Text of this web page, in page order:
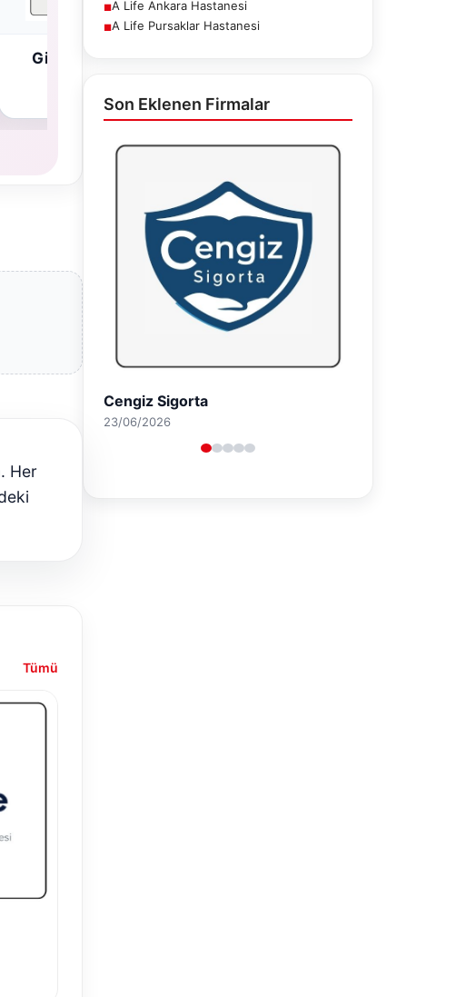
Girne Night
Her
Tümü
■A Life Ankara Hastanesi
■A Life Pursaklar Hastanesi
Son Eklenen Firmalar
Hastaş Beton
26/05/2026